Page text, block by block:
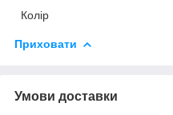
Колір
Приховати
Умови доставки